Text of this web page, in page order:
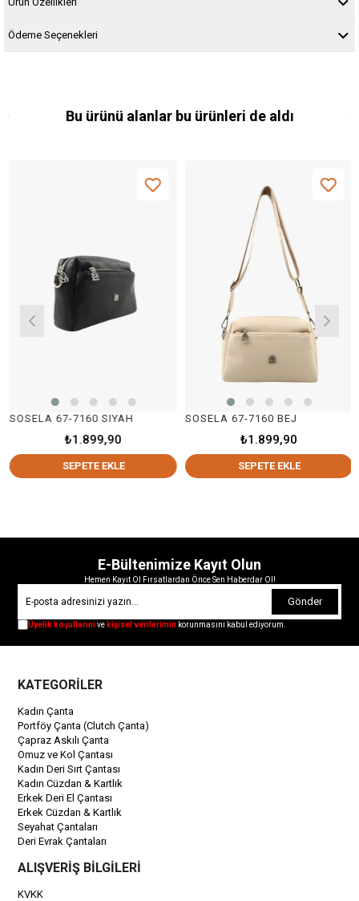
Ödeme Seçenekleri
Bu ürünü alanlar bu ürünleri de aldı
SOSELA 67-7160 SIYAH
₺1.899,90
SEPETE EKLE
SOSELA 67-7160 BEJ
₺1.899,90
SEPETE EKLE
E-Bültenimize Kayıt Olun
Hemen Kayıt Ol Fırsatlardan Önce Sen Haberdar Ol!
Gönder
Üyelik koşullarınıve kişisel verilerimin korunmasını kabul ediyorum.
KATEGORİLER
Kadın Çanta
Portföy Çanta (Clutch Çanta)
Çapraz Askılı Çanta
Omuz ve Kol Çantası
Kadın Deri Sırt Çantası
Kadın Cüzdan & Kartlık
Erkek Deri El Çantası
Erkek Cüzdan & Kartlık
Seyahat Çantaları
Deri Evrak Çantaları
ALIŞVERİŞ BİLGİLERİ
KVKK